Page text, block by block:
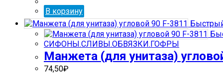
В корзину
СИФОНЫ.СЛИВЫ.ОБВЯЗКИ.ГОФРЫ
Манжета (для унитаза)
74,50₽